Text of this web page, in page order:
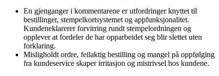
En gjenganger i kommentarene er utfordringer knyttet til
bestillinger, stempelkortsystemet og appfunksjonalitet.
Kundeneklarerer forvirring rundt stempelordningen og
opplever at fordeler de har opparbeidet seg blir slettet uten
forklaring.
Misligholdt ordre, feilaktig bestilling og mangel på oppfølging
fra kundeservice skaper irritasjon og mistrivsel hos kundene.